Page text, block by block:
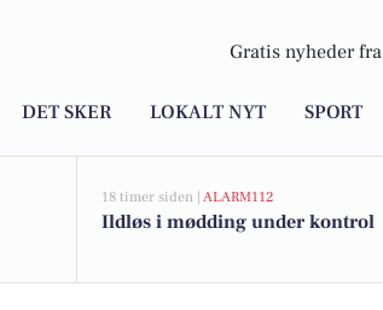
Gratis nyheder fra
DET SKER LOKALT NYT SPORT
18 timer siden | ALARM112
Ildløs i mødding under kontrol